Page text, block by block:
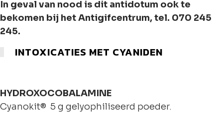
In geval van nood is dit antidotum ook te
bekomen bij het Antigifcentrum, tel. 070 245
245.
INTOXICATIES MET CYANIDEN
HYDROXOCOBALAMINE
Cyanokit® 5 g gelyophiliseerd poeder.